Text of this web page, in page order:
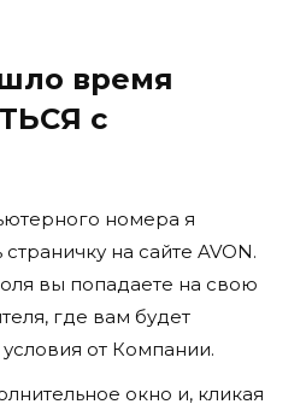
время
с
номера я
на сайте AVON.
вы попадаете на свою
где вам будет
от Компании.
окно и, кликая